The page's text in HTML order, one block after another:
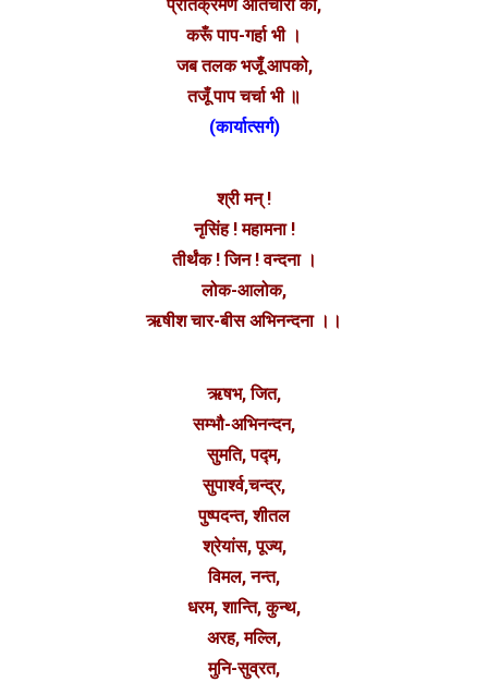
प्रतिक्रमण अतिचारों का,
करूँ पाप-गर्हा भी ।
जब तलक भजूँ आपको,
तजूँ पाप चर्चा भी ॥
(कार्यात्सर्ग)
श्री मन् !
नृसिंह ! महामना !
तीर्थंक ! जिन ! वन्दना ।
लोक-आलोक,
ऋषीश चार-बीस अभिनन्दना ।।
ऋषभ, जित,
सम्भौ-अभिनन्दन,
सुमति, पद्म,
सुपार्श्व,चन्द्र,
पुष्पदन्त, शीतल
श्रेयांस, पूज्य,
विमल, नन्त,
धरम, शान्ति, कुन्थ,
अरह, मल्लि,
मुनि-सुव्रत,